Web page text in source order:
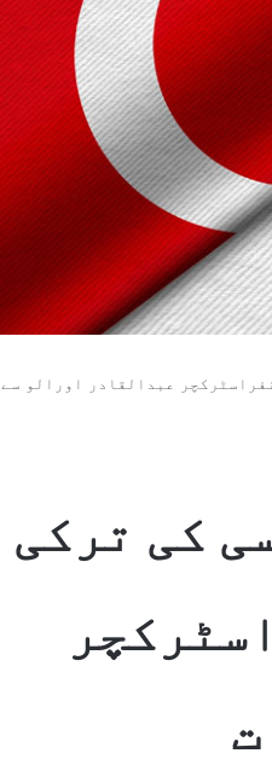
عبدالقادر اورالو سے
کی ترکی